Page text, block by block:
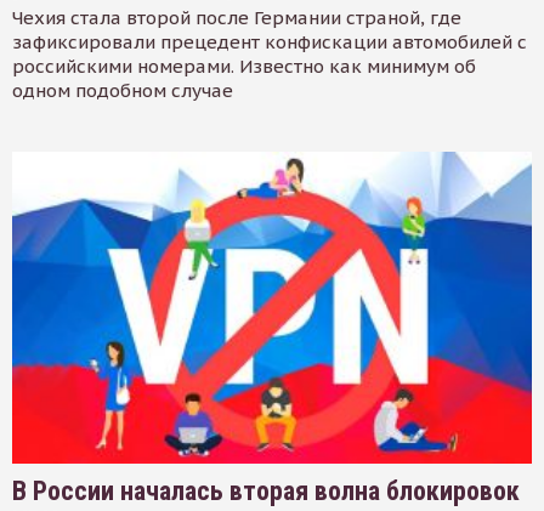
Чехия стала второй после Германии страной, где
зафиксировали прецедент конфискации автомобилей с
российскими номерами. Известно как минимум об
одном подобном случае
В России началась вторая волна блокировок